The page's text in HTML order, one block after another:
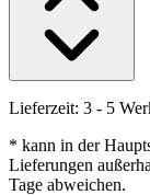
Lieferzeit: 3 - 5
* kann in der
Lieferungen
Tage abweichen.